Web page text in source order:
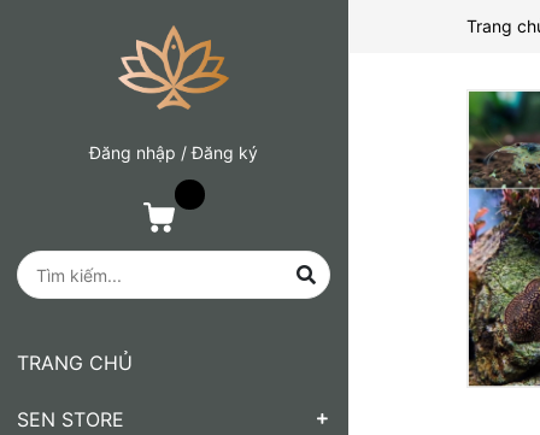
Đăng nhập /Đăng ký
TRANG CHỦ
SEN STORE
Trang